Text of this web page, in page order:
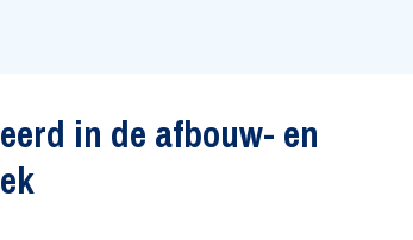
in de afbouw- en